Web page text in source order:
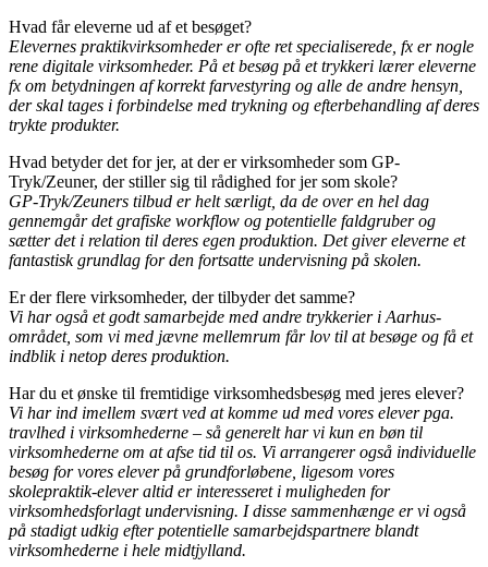
Hvad får eleverne ud af et besøget?
Elevernes praktikvirksomheder er ofte ret specialiserede, fx er nogle
rene digitale virksomheder. På et besøg på et trykkeri lærer eleverne
fx om betydningen af korrekt farvestyring og alle de andre hensyn,
der skal tages i forbindelse med trykning og efterbehandling af deres
trykte produkter.
Hvad betyder det for jer, at der er virksomheder som GP-
Tryk/Zeuner, der stiller sig til rådighed for jer som skole?
GP-Tryk/Zeuners tilbud er helt særligt, da de over en hel dag
gennemgår det grafiske workflow og potentielle faldgruber og
sætter det i relation til deres egen produktion. Det giver eleverne et
fantastisk grundlag for den fortsatte undervisning på skolen.
Er der flere virksomheder, der tilbyder det samme?
Vi har også et godt samarbejde med andre trykkerier i Aarhus-
området, som vi med jævne mellemrum får lov til at besøge og få et
indblik i netop deres produktion.
Har du et ønske til fremtidige virksomhedsbesøg med jeres elever?
Vi har ind imellem svært ved at komme ud med vores elever pga.
travlhed i virksomhederne – så generelt har vi kun en bøn til
virksomhederne om at afse tid til os. Vi arrangerer også individuelle
besøg for vores elever på grundforløbene, ligesom vores
skolepraktik-elever altid er interesseret i muligheden for
virksomhedsforlagt undervisning. I disse sammenhænge er vi også
på stadigt udkig efter potentielle samarbejdspartnere blandt
virksomhederne i hele midtjylland.